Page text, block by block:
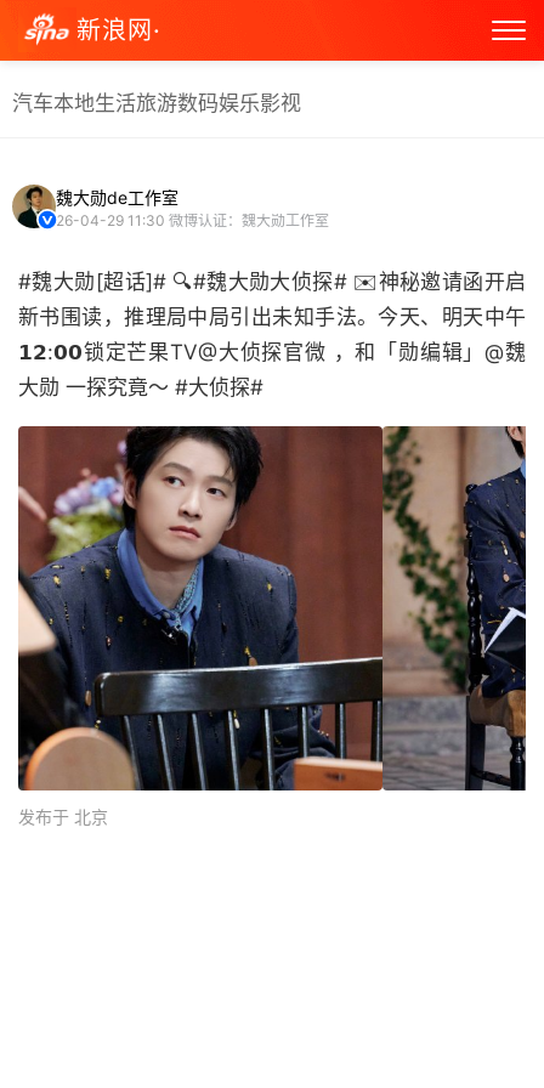
新浪网·
汽车本地生活旅游数码娱乐影视
魏大勋de工作室
26-04-29 11:30 微博认证：魏大勋工作室
#魏大勋[超话]# 🔍#魏大勋大侦探# ✉️神秘邀请函开启
新书围读，推理局中局引出未知手法。今天、明天中午
𝟭𝟮:𝟬𝟬锁定芒果TV@大侦探官微 ，和「勋编辑」@魏
大勋 一探究竟～ #大侦探# ​
发布于 北京